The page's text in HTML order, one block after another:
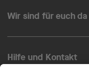
Wir sind für euch da
Hilfe und Kontakt